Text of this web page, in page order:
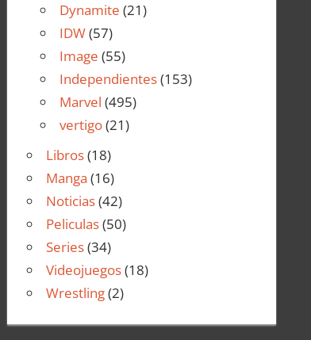
Dynamite (21)
IDW(57)
Image (55)
Independientes(153)
Marvel (495)
vertigo(21)
Libros(18)
Manga (16)
Noticias(42)
Peliculas(50)
Series(34)
Videojuegos(18)
Wrestling(2)